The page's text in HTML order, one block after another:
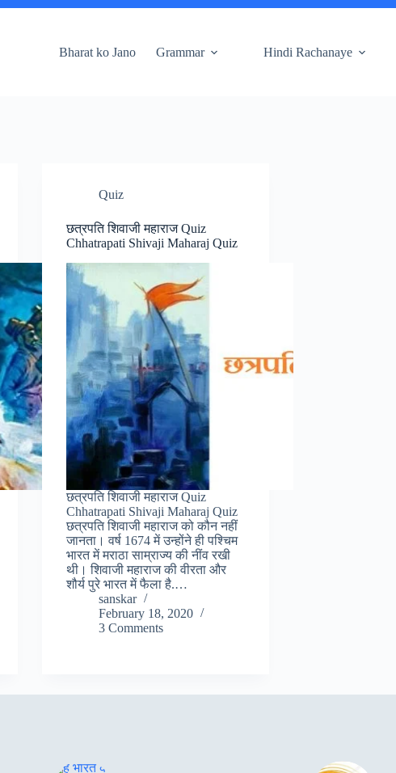
Bharat ko Jano Grammar Hindi Rachanaye
Quiz
छत्रपति शिवाजी महाराज Quiz
Chhatrapati Shivaji Maharaj Quiz
छत्रपति शिवाजी महाराज Quiz
Chhatrapati Shivaji Maharaj Quiz
छत्रपति शिवाजी महाराज को कौन नहीं
जानता। वर्ष 1674 में उन्होंने ही पश्चिम
भारत में मराठा साम्राज्य की नींव रखी
थी। शिवाजी महाराज की वीरता और
शौर्य पुरे भारत में फैला है.…
sanskar
February 18, 2020
3 Comments